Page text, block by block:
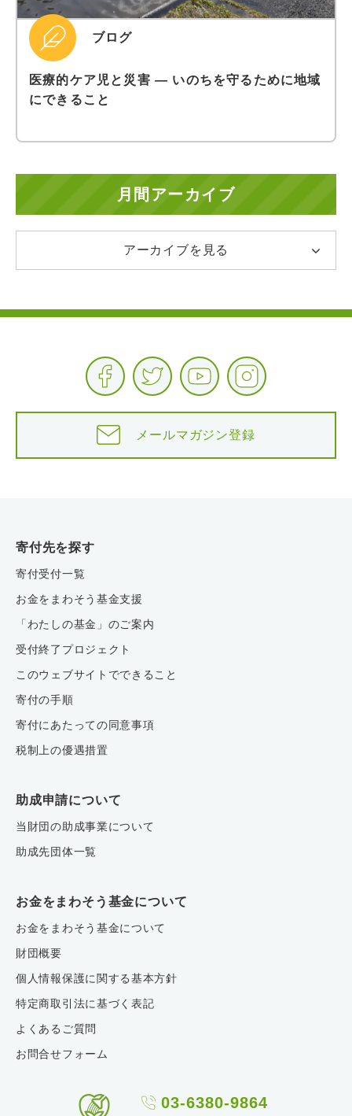
ブログ
医療的ケア児と災害 ― いのちを守るために地域
にできること
月間アーカイブ
アーカイブを見る
メールマガジン登録
寄付先を探す
寄付受付一覧
お金をまわそう基金支援
「わたしの基金」のご案内
受付終了プロジェクト
このウェブサイトでできること
寄付の手順
寄付にあたっての同意事項
税制上の優遇措置
助成申請について
当財団の助成事業について
助成先団体一覧
お金をまわそう基金について
お金をまわそう基金について
財団概要
個人情報保護に関する基本方針
特定商取引法に基づく表記
よくあるご質問
お問合せフォーム
03-6380-9864